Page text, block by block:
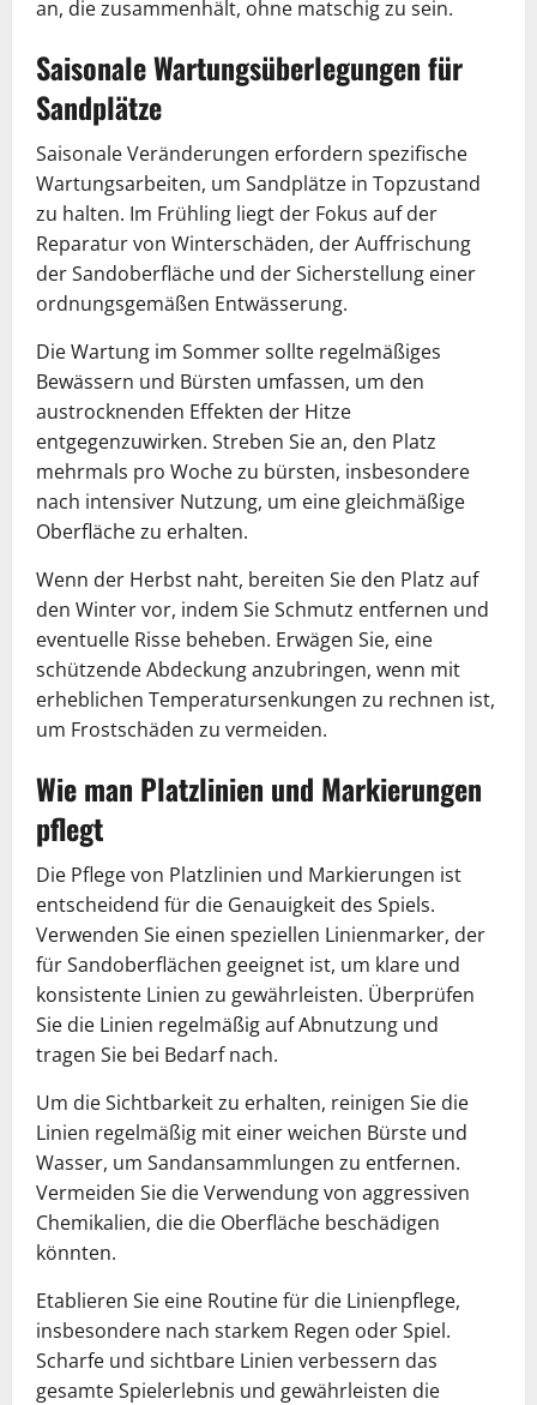
an, die zusammenhält, ohne matschig zu sein.
Saisonale Wartungsüberlegungen für
Sandplätze
Saisonale Veränderungen erfordern spezifische
Wartungsarbeiten, um Sandplätze in Topzustand
zu halten. Im Frühling liegt der Fokus auf der
Reparatur von Winterschäden, der Auffrischung
der Sandoberfläche und der Sicherstellung einer
ordnungsgemäßen Entwässerung.
Die Wartung im Sommer sollte regelmäßiges
Bewässern und Bürsten umfassen, um den
austrocknenden Effekten der Hitze
entgegenzuwirken. Streben Sie an, den Platz
mehrmals pro Woche zu bürsten, insbesondere
nach intensiver Nutzung, um eine gleichmäßige
Oberfläche zu erhalten.
Wenn der Herbst naht, bereiten Sie den Platz auf
den Winter vor, indem Sie Schmutz entfernen und
eventuelle Risse beheben. Erwägen Sie, eine
schützende Abdeckung anzubringen, wenn mit
erheblichen Temperatursenkungen zu rechnen ist,
um Frostschäden zu vermeiden.
Wie man Platzlinien und Markierungen
pflegt
Die Pflege von Platzlinien und Markierungen ist
entscheidend für die Genauigkeit des Spiels.
Verwenden Sie einen speziellen Linienmarker, der
für Sandoberflächen geeignet ist, um klare und
konsistente Linien zu gewährleisten. Überprüfen
Sie die Linien regelmäßig auf Abnutzung und
tragen Sie bei Bedarf nach.
Um die Sichtbarkeit zu erhalten, reinigen Sie die
Linien regelmäßig mit einer weichen Bürste und
Wasser, um Sandansammlungen zu entfernen.
Vermeiden Sie die Verwendung von aggressiven
Chemikalien, die die Oberfläche beschädigen
könnten.
Etablieren Sie eine Routine für die Linienpflege,
insbesondere nach starkem Regen oder Spiel.
Scharfe und sichtbare Linien verbessern das
gesamte Spielerlebnis und gewährleisten die